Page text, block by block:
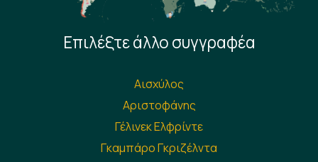
Επιλέξτε άλλο συγγραφέα
Αισχύλος
Αριστοφάνης
Γέλινεκ Ελφρίντε
Γκαμπάρο Γκριζέλντα